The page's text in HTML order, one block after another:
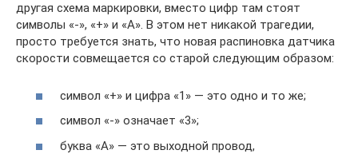
другая схема маркировки, вместо цифр там стоят
символы «-», «+» и «А». В этом нет никакой трагедии,
просто требуется знать, что новая распиновка датчика
скорости совмещается со старой следующим образом:
символ «+» и цифра «1» — это одно и то же;
символ «-» означает «3»;
буква «А» — это выходной провод,